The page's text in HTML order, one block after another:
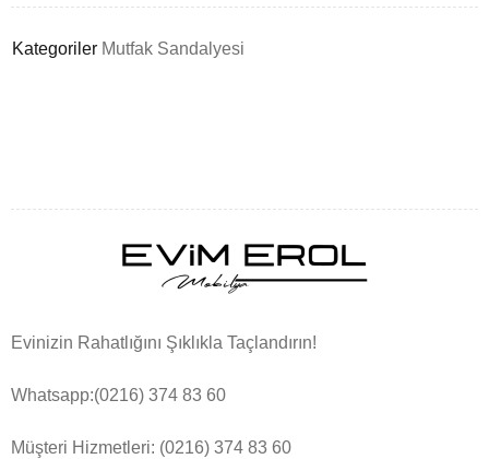
Kategoriler Mutfak Sandalyesi
Evinizin Rahatlığını Şıklıkla Taçlandırın!
Whatsapp:(0216) 374 83 60
Müşteri Hizmetleri: (0216) 374 83 60